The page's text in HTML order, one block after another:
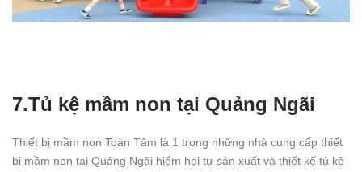
7.Tủ kệ mầm non tại Quảng Ngãi
Thiết bị mầm non Toàn Tâm là 1 trong những nhà cung cấp thiết
bị mầm non tại Quảng Ngãi hiếm hoi tự sản xuất và thiết kế tủ kệ